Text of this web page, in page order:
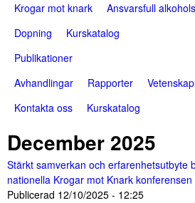
Krogar mot knark
Ansvarsfull
Dopning
Kurskatalog
Publikationer
Avhandlingar
Rapporter
Kontakta oss
Kurskatalog
December 2025
Stärkt samverkan och erfarenhetsutbyte
nationella Krogar mot Knark
Publicerad 12/10/2025 - 12:25